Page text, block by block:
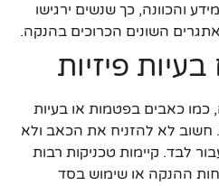
והכוונה, כך שנשים ירגישו
השונים הכרוכים בהנקה.
פיזיות
כמו כאבים בפטמות או בעיות
חשוב לא להזניח את הכאב ולא
לבד. קיימות טכניקות רבות
ההנקה או שימוש בסד